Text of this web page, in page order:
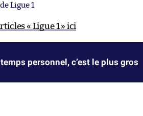
Ligue 1
« Ligue 1 » ici
personnel, c’est le plus gros